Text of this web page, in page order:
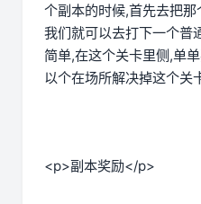
个副本的时候,首先去把
我们就可以去打下一个普
简单,在这个关卡里侧,单
以个在场所解决掉这个关
<p>副本奖励</p>